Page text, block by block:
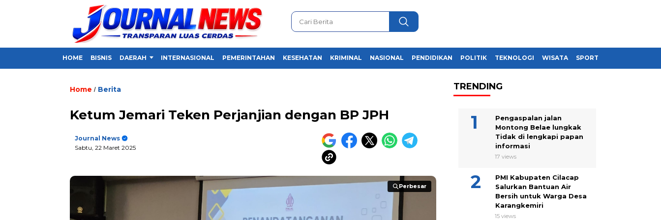
HOME BISNIS DAERAH INTERNASIONAL PEMERINTAHAN KESEHATAN KRIMINAL NASIONAL PENDIDIKAN POLITIK TEKNOLOGI WISATA SPORT
Home / Berita
Ketum Jemari Teken Perjanjian dengan BP JPH
Journal News
Sabtu, 22 Maret 2025
Perbesar
Perbesar
TRENDING
Pengaspalan jalan
Montong Belae lungkak
Tidak di lengkapi papan
informasi
17 views
PMI Kabupaten Cilacap
Salurkan Bantuan Air
Bersih untuk Warga Desa
Karangkemiri
15 views